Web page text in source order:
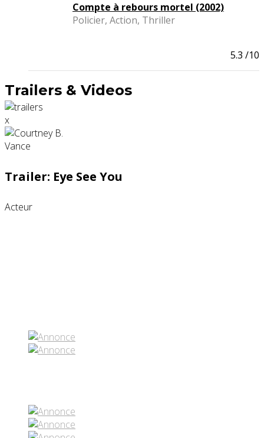
Compte à rebours mortel (2002)
Policier, Action, Thriller
5.3 /10
Trailers & Videos
x
Trailer: Eye See You
Acteur